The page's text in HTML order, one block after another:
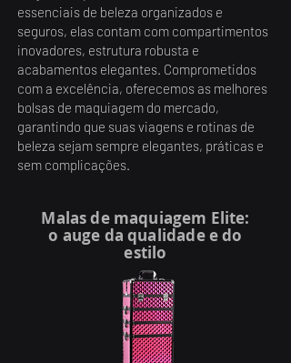
essenciais de beleza organizados e
seguros, elas contam com compartimentos
inovadores, estrutura robusta e
acabamentos elegantes. Comprometidos
com a excelência, oferecemos as melhores
bolsas de maquiagem do mercado,
garantindo que suas viagens e rotinas de
beleza sejam sempre elegantes, práticas e
sem complicações.
Malas de maquiagem Elite:
o auge da qualidade e do
estilo